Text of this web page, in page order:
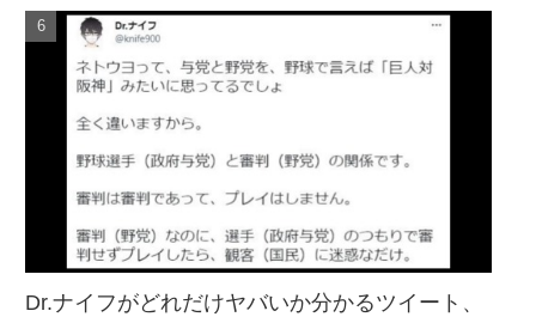
Dr.ナイフがどれだけヤバいか分かるツイート、